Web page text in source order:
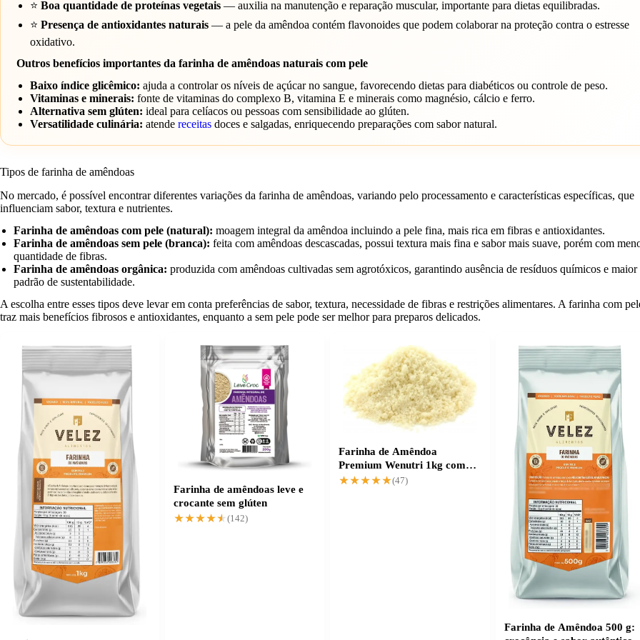
⭐Boa quantidade de proteínas vegetais — auxilia na manutenção e reparação muscular, importante para dietas equilibradas.
⭐Presença de antioxidantes naturais — a pele da amêndoa contém flavonoides que podem colaborar na proteção contra o estresse
oxidativo.
Outros benefícios importantes da farinha de amêndoas naturais com pele
Baixo índice glicêmico: ajuda a controlar os níveis de açúcar no sangue, favorecendo dietas para diabéticos ou controle de peso.
Vitaminas e minerais: fonte de vitaminas do complexo B, vitamina E e minerais como magnésio, cálcio e ferro.
Alternativa sem glúten: ideal para celíacos ou pessoas com sensibilidade ao glúten.
Versatilidade culinária: atendereceitas doces e salgadas, enriquecendo preparações com sabor natural.
Tipos de farinha de amêndoas
No mercado, é possível encontrar diferentes variações da farinha de amêndoas, variando pelo processamento e características específicas, que
influenciam sabor, textura e nutrientes.
Farinha de amêndoas com pele (natural): moagem integral da amêndoa incluindo a pele fina, mais rica em fibras e antioxidantes.
Farinha de amêndoas sem pele (branca): feita com amêndoas descascadas, possui textura mais fina e sabor mais suave, porém com
quantidade de fibras.
Farinha de amêndoas orgânica: produzida com amêndoas cultivadas sem agrotóxicos, garantindo ausência de resíduos químicos e maior
padrão de sustentabilidade.
A escolha entre esses tipos deve levar em conta preferências de sabor, textura, necessidade de fibras e restrições alimentares. A farinha com
traz mais benefícios fibrosos e antioxidantes, enquanto a sem pele pode ser melhor para preparos delicados.
Farinha de amêndoas leve e
crocante sem glúten
★★★★★
★★★★★(142)
Farinha de Amêndoa
Premium Wenutri 1kg com
Entrega Grátis
★★★★★
★★★★★(47)
Farinha de Amêndoa 500 g: